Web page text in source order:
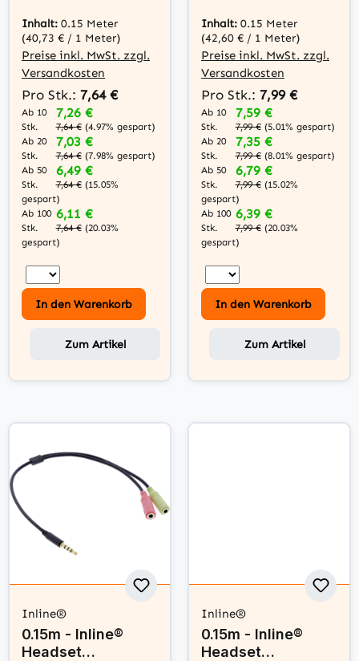
Stecker an 2x
RJ45 Buchse
Inhalt: 0.15 Meter
(40,73 € / 1 Meter)
Preise inkl. MwSt. zzgl.
Versandkosten
Pro Stk.: 7,64 €
Ab 10
Stk.
7,26 €
7,64 € (4.97% gespart)
Ab 20
Stk.
7,03 €
7,64 € (7.98% gespart)
Ab 50
Stk.
6,49 €
7,64 € (15.05%
gespart)
Ab 100
Stk.
6,11 €
7,64 € (20.03%
gespart)
In den Warenkorb
Zum Artikel
RJ45 Stecker an
2x RJ45 Buchse
Inhalt: 0.15 Meter
(42,60 € / 1 Meter)
Preise inkl. MwSt. zzgl.
Versandkosten
Pro Stk.: 7,99 €
Ab 10
Stk.
7,59 €
7,99 € (5.01% gespart)
Ab 20
Stk.
7,35 €
7,99 € (8.01% gespart)
Ab 50
Stk.
6,79 €
7,99 € (15.02%
gespart)
Ab 100
Stk.
6,39 €
7,99 € (20.03%
gespart)
In den Warenkorb
Zum Artikel
Inline®
0.15m - Inline®
Headset
Inline®
0.15m - Inline®
Headset